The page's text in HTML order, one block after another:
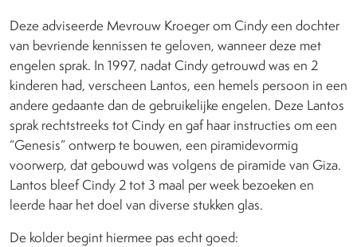
Deze adviseerde Mevrouw Kroeger om Cindy een dochter
van bevriende kennissen te geloven, wanneer deze met
engelen sprak. In 1997, nadat Cindy getrouwd was en 2
kinderen had, verscheen Lantos, een hemels persoon in een
andere gedaante dan de gebruikelijke engelen. Deze Lantos
sprak rechtstreeks tot Cindy en gaf haar instructies om een
“Genesis” ontwerp te bouwen, een piramidevormig
voorwerp, dat gebouwd was volgens de piramide van Giza.
Lantos bleef Cindy 2 tot 3 maal per week bezoeken en
leerde haar het doel van diverse stukken glas.
De kolder begint hiermee pas echt goed: